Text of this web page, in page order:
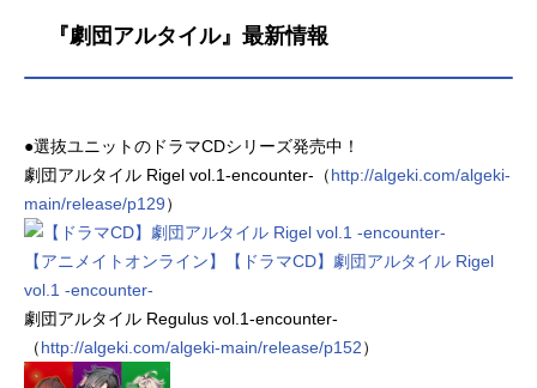
『劇団アルタイル』最新情報
●選抜ユニットのドラマCDシリーズ発売中！
劇団アルタイル Rigel vol.1-encounter-（http://algeki.com/algeki-
main/release/p129）
【アニメイトオンライン】【ドラマCD】劇団アルタイル Rigel
vol.1 -encounter-
劇団アルタイル Regulus vol.1-encounter-
（http://algeki.com/algeki-main/release/p152）